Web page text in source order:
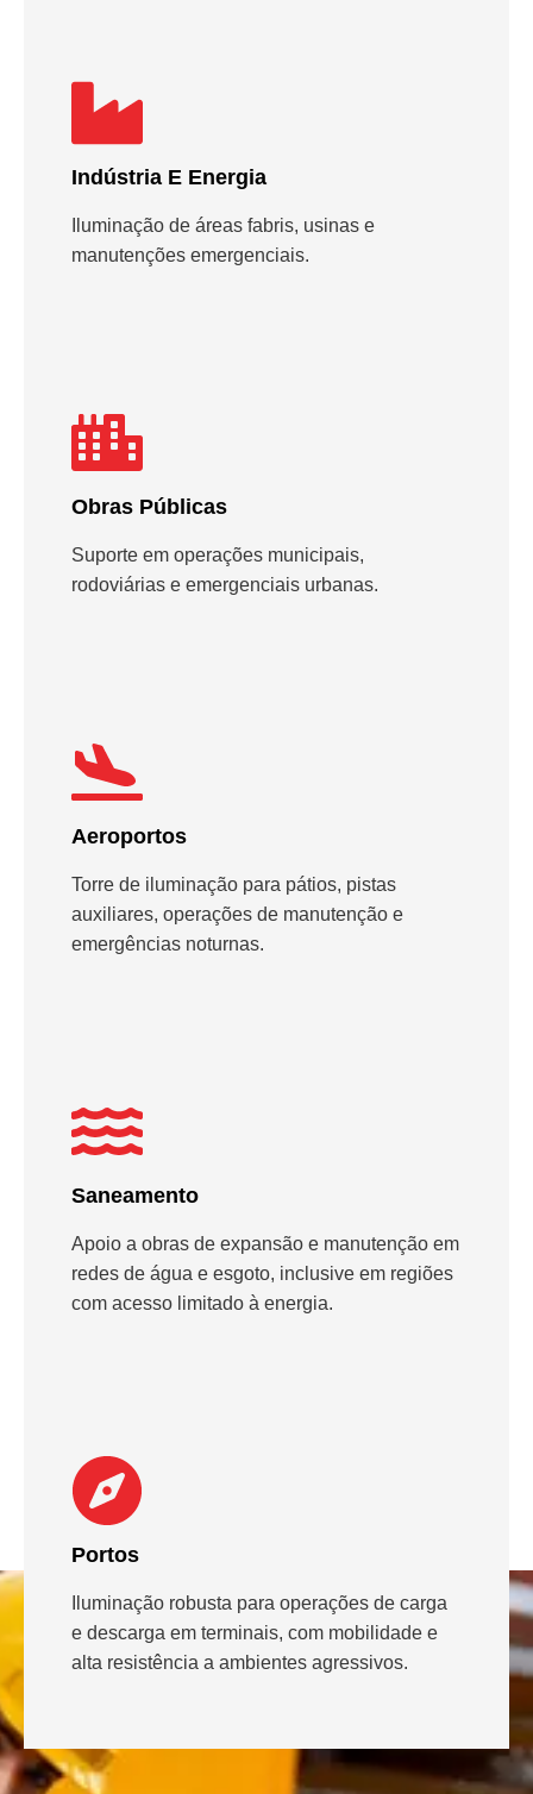
Indústria E Energia
Iluminação de áreas fabris, usinas e
manutenções emergenciais.
Obras Públicas
Suporte em operações municipais,
rodoviárias e emergenciais urbanas.
Aeroportos
Torre de iluminação para pátios, pistas
auxiliares, operações de manutenção e
emergências noturnas.
Saneamento
Apoio a obras de expansão e manutenção em
redes de água e esgoto, inclusive em regiões
com acesso limitado à energia.
Portos
Iluminação robusta para operações de carga
e descarga em terminais, com mobilidade e
alta resistência a ambientes agressivos.